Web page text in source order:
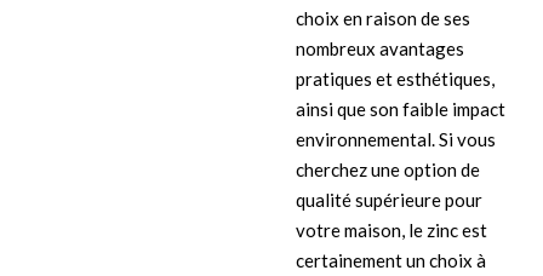
choix en raison de ses
nombreux avantages
pratiques et esthétiques,
ainsi que son faible impact
environnemental. Si vous
cherchez une option de
qualité supérieure pour
votre maison, le zinc est
certainement un choix à